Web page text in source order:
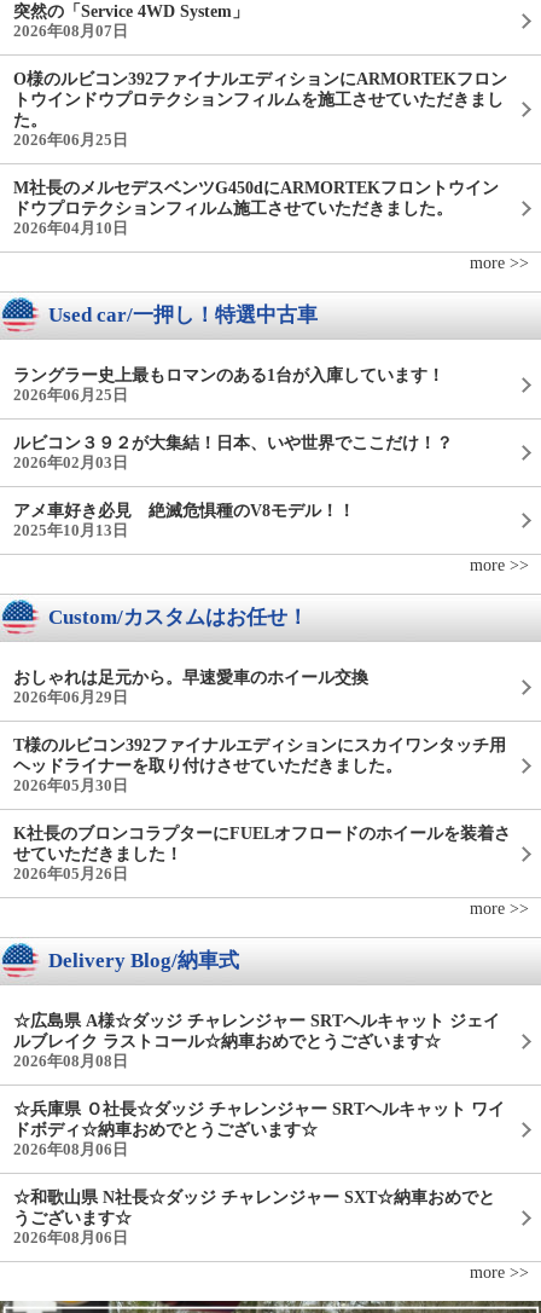
突然の「Service 4WD System」
2026年08月07日
O様のルビコン392ファイナルエディションにARMORTEKフロン
トウインドウプロテクションフィルムを施工させていただきまし
た。
2026年06月25日
M社長のメルセデスベンツG450dにARMORTEKフロントウイン
ドウプロテクションフィルム施工させていただきました。
2026年04月10日
more >>
Used car/一押し！特選中古車
ラングラー史上最もロマンのある1台が入庫しています！
2026年06月25日
ルビコン３９２が大集結！日本、いや世界でここだけ！？
2026年02月03日
アメ車好き必見 絶滅危惧種のV8モデル！！
2025年10月13日
more >>
Custom/カスタムはお任せ！
おしゃれは足元から。早速愛車のホイール交換
2026年06月29日
T様のルビコン392ファイナルエディションにスカイワンタッチ用
ヘッドライナーを取り付けさせていただきました。
2026年05月30日
K社長のブロンコラプターにFUELオフロードのホイールを装着さ
せていただきました！
2026年05月26日
more >>
Delivery Blog/納車式
☆広島県 A様☆ダッジ チャレンジャー SRTヘルキャット ジェイ
ルブレイク ラストコール☆納車おめでとうございます☆
2026年08月08日
☆兵庫県 Ｏ社長☆ダッジ チャレンジャー SRTヘルキャット ワイ
ドボディ☆納車おめでとうございます☆
2026年08月06日
☆和歌山県 N社長☆ダッジ チャレンジャー SXT☆納車おめでと
うございます☆
2026年08月06日
more >>